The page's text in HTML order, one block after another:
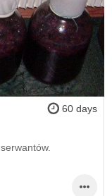
60 days